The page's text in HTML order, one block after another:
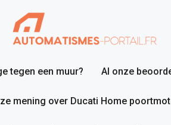
tegen een muur? Al onze
mening over Ducati Home